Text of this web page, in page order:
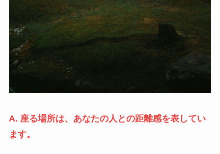
A. 座る場所は、あなたの人との距離感を表してい
ます。